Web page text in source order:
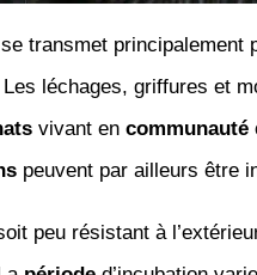
transmet principalement
léchages, griffures et
vivant en communauté
peuvent par ailleurs être
peu résistant à